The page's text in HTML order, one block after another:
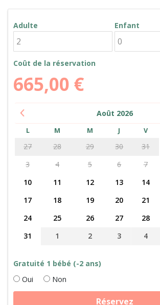
Adulte Enfant
Coût de la réservation
665,00 €
Août 2026
L M M J V
27 28 29 30 31
3
4 5 6 7
10
11 12 13 14
17
18 19 20 21
24
25 26 27 28
31
1 2 3 4
Gratuité 1 bébé (-2 ans)
Oui
Non
quantité
Réservez